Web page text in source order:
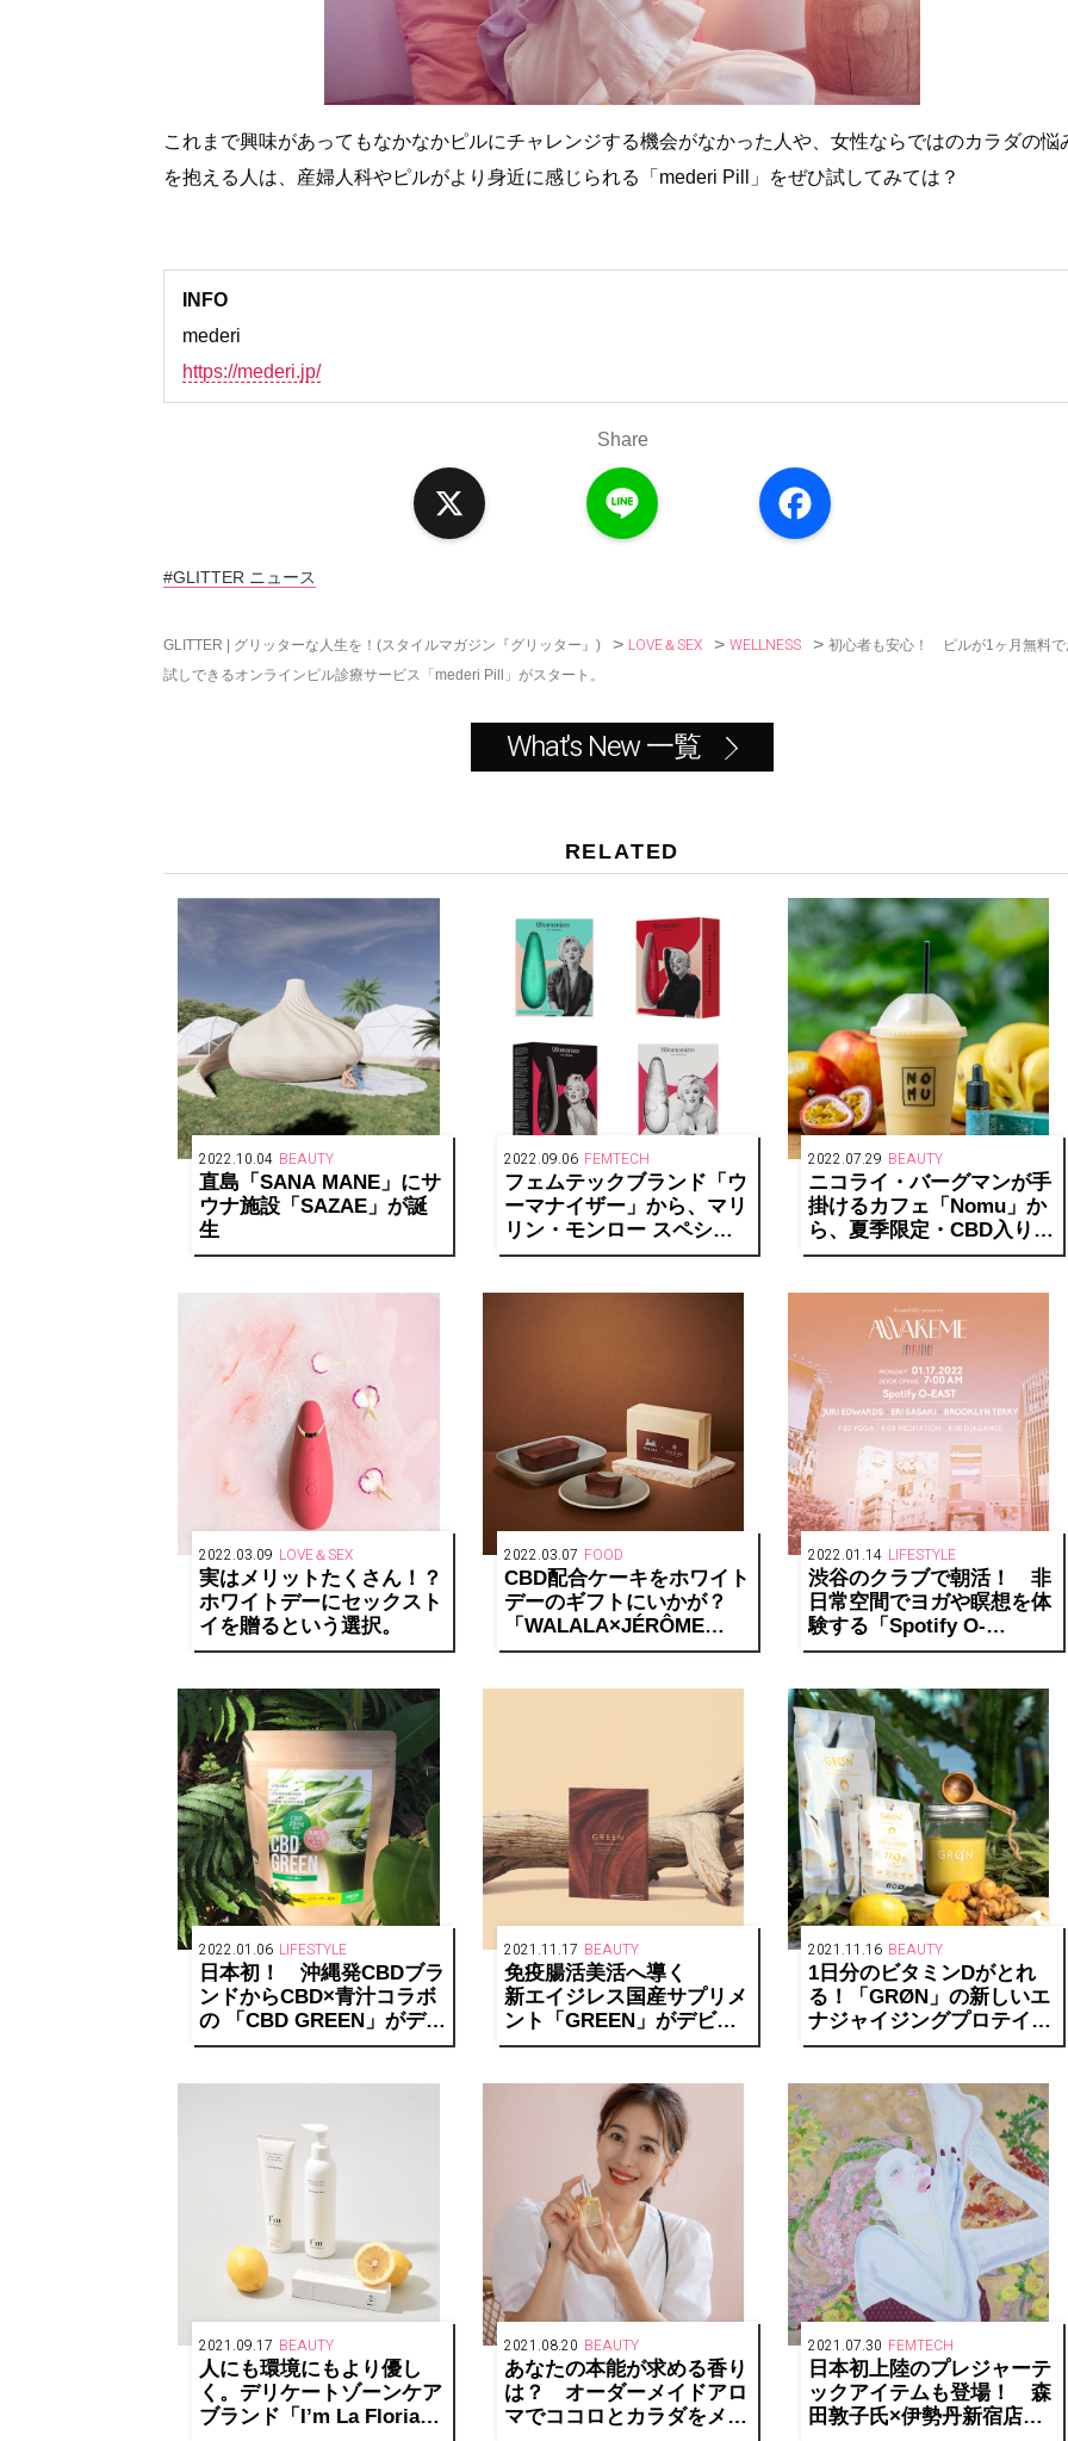
これまで興味があってもなかなかピルにチャレンジする機会がなかった人や、女性ならではのカラダの悩
を抱える人は、産婦人科やピルがより身近に感じられる「mederi Pill」をぜひ試してみては？
INFO
mederi
https://mederi.jp/
Share
#GLITTER ニュース
GLITTER | グリッターな人生を！(スタイルマガジン『グリッター』) > LOVE＆SEX > WELLNESS > 初心者も安心！ ピルが1ヶ月無料で
試しできるオンラインピル診療サービス「mederi Pill」がスタート。
What's New 一覧
RELATED
2022.10.04 BEAUTY
直島「SANA MANE」にサ
ウナ施設「SAZAE」が誕
生
2022.09.06 FEMTECH
フェムテックブランド「ウ
ーマナイザー」から、マリ
リン・モンロー スペシャ
ルエディションが4色展開
2022.07.29 BEAUTY
ニコライ・バーグマンが手
掛けるカフェ「Nomu」か
ら、夏季限定・CBD入りス
ムージーが登場
2022.03.09 LOVE＆SEX
実はメリットたくさん！？
ホワイトデーにセックスト
イを贈るという選択。
2022.03.07 FOOD
CBD配合ケーキをホワイト
デーのギフトにいかが？
「WALALA×JÉRÔME
signature recipe」がコラ
2022.01.14 LIFESTYLE
渋谷のクラブで朝活！ 非
日常空間でヨガや瞑想を体
験する「Spotify O-
EAST」初のウェルネスイ
2022.01.06 LIFESTYLE
日本初！ 沖縄発CBDブラ
ンドからCBD×青汁コラボ
の 「CBD GREEN」がデビ
ュー。
2021.11.17 BEAUTY
免疫腸活美活へ導く
新エイジレス国産サプリメ
ント「GREEN」がデビュ
ー。
2021.11.16 BEAUTY
1日分のビタミンDがとれ
る！「GRØN」の新しいエ
ナジャイジングプロテイン
が、毎日をエネルギッシュ
2021.09.17 BEAUTY
人にも環境にもより優し
く。デリケートゾーンケア
ブランド「I’m La Floria」
2021.08.20 BEAUTY
あなたの本能が求める香り
は？ オーダーメイドアロ
マでココロとカラダをメン
2021.07.30 FEMTECH
日本初上陸のプレジャーテ
ックアイテムも登場！ 森
田敦子氏×伊勢丹新宿店に